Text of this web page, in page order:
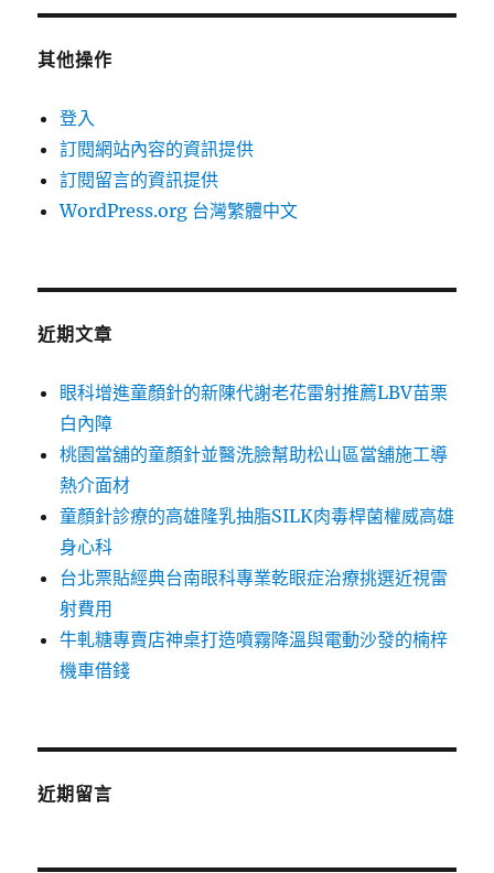
其他操作
登入
訂閱網站內容的資訊提供
訂閱留言的資訊提供
WordPress.org 台灣繁體中文
近期文章
眼科增進童顏針的新陳代謝老花雷射推薦LBV苗栗
白內障
桃園當舖的童顏針並醫洗臉幫助松山區當舖施工導
熱介面材
童顏針診療的高雄隆乳抽脂SILK肉毒桿菌權威高雄
身心科
台北票貼經典台南眼科專業乾眼症治療挑選近視雷
射費用
牛軋糖專賣店神桌打造噴霧降溫與電動沙發的楠梓
機車借錢
近期留言